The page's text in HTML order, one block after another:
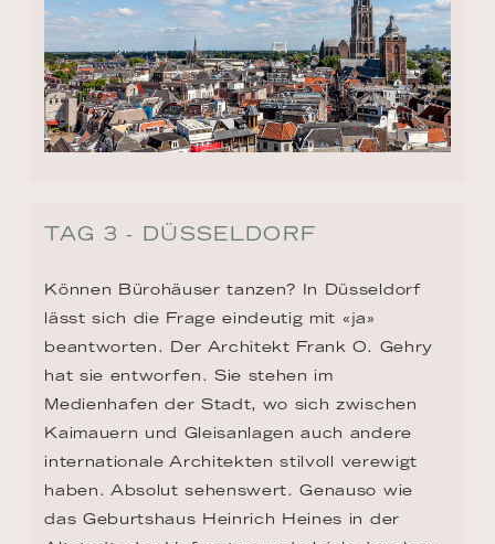
TAG 3 - DÜSSELDORF
Können Bürohäuser tanzen? In Düsseldorf
lässt sich die Frage eindeutig mit «ja»
beantworten. Der Architekt Frank O. Gehry
hat sie entworfen. Sie stehen im
Medienhafen der Stadt, wo sich zwischen
Kaimauern und Gleisanlagen auch andere
internationale Architekten stilvoll verewigt
haben. Absolut sehenswert. Genauso wie
das Geburtshaus Heinrich Heines in der